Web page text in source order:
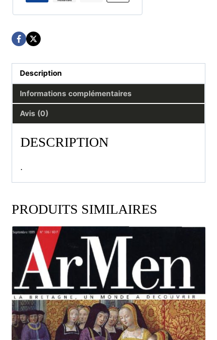
Description
Informations complémentaires
Avis (0)
DESCRIPTION
.
PRODUITS SIMILAIRES